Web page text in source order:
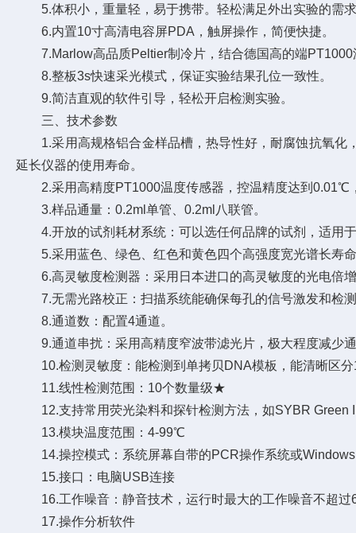
5.体积小，重量轻，易于携带。轻松满足外出实验的需
6.内置10寸高清电容屏PDA，触屏操作，简便快捷。
7.Marlow高品质Peltier制冷片，结合德国高的端PT1000
8.整板3s快速采光模式，保证实验结果孔位一致性。
9.简洁直观的软件引导，轻松开启检测实验。
三、技术参数
1.采用高规格铝合金样品槽，热导性好，耐腐蚀抗氧化
延长仪器的使用寿命。
2.采用高精度PT1000温度传感器，控温精度达到0.01℃
3.样品通量：0.2ml单管、0.2ml八联管。
4.开放的试剂耗材系统：可以选任何品牌的试剂，适用
5.采用蓝色、绿色、红色和黄色四个高强度宽光谱长寿命
6.高灵敏度检测器：采用日本进口的高灵敏度的光电倍
7.无需光路校正：扫描系统能确保每孔的信号激发和检
8.通道数：配置4通道。
9.通道串扰：采用高精度窄波带滤光片，极大程度减少
10.检测灵敏度：能检测到单拷贝DNA模板，能清晰区分
11.线性检测范围：10个数量级★
12.支持常用荧光染料和探针检测方法，如SYBR Green I
13.模块温度范围：4-99℃
14.操控模式：系统屏幕自带的PCR操作系统或
15.接口：电脑USB连接
16.工作噪音：静音技术，运行时最大的工作噪音不超过
17.操作分析软件